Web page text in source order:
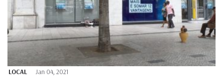
LOCAL Jan 04, 2021